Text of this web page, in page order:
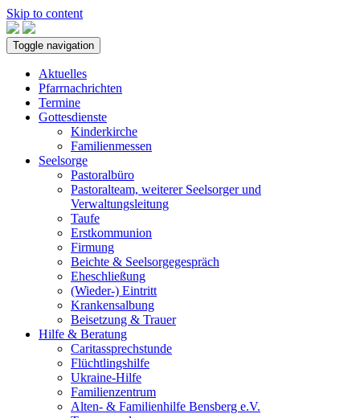
Skip to content
Toggle navigation
Aktuelles
Pfarrnachrichten
Termine
Gottesdienste
Kinderkirche
Familienmessen
Seelsorge
Pastoralbüro
Pastoralteam, weiterer Seelsorger und
Verwaltungsleitung
Taufe
Erstkommunion
Firmung
Beichte & Seelsorgegespräch
Eheschließung
(Wieder-) Eintritt
Krankensalbung
Beisetzung & Trauer
Hilfe & Beratung
Caritassprechstunde
Flüchtlingshilfe
Ukraine-Hilfe
Familienzentrum
Alten- & Familienhilfe Bensberg e.V.